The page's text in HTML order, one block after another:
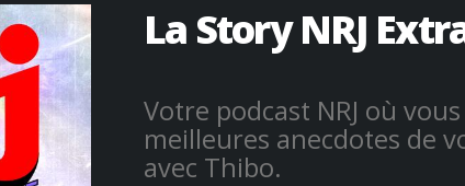
La Story NRJ
Votre podcast NRJ où
meilleures anecdotes de
avec Thibo.